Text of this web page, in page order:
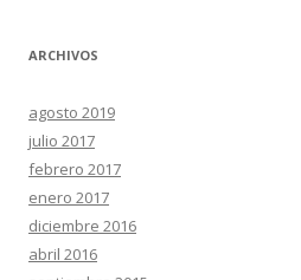
ARCHIVOS
agosto 2019
julio 2017
febrero 2017
enero 2017
diciembre 2016
abril 2016